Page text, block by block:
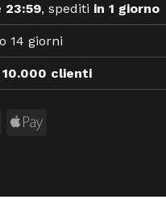
23:59, spediti in 1 giorno
14 giorni
10.000 clienti